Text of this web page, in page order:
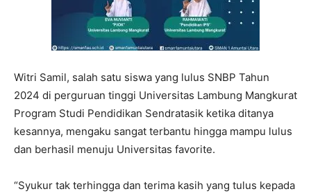
Witri Samil, salah satu siswa yang lulus SNBP Tahun
2024 di perguruan tinggi Universitas Lambung Mangkurat
Program Studi Pendidikan Sendratasik ketika ditanya
kesannya, mengaku sangat terbantu hingga mampu lulus
dan berhasil menuju Universitas favorite.
“Syukur tak terhingga dan terima kasih yang tulus kepada